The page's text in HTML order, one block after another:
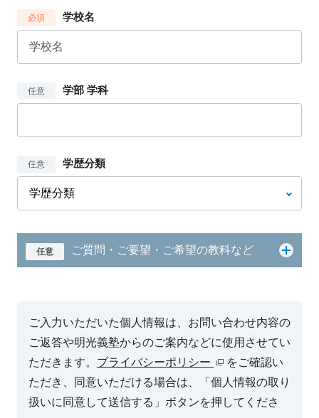
必須 学校名
任意 学部 学科
任意 学歴分類
任意 ご質問・ご要望・ご希望の教科など
ご入力いただいた個人情報は、お問い合わせ内容の
ご返答や明光義塾からのご案内などに使用させてい
ただきます。 プライバシーポリシー
をご確認い
ただき、同意いただける場合は、「個人情報の取り
扱いに同意して送信する」ボタンを押してくださ